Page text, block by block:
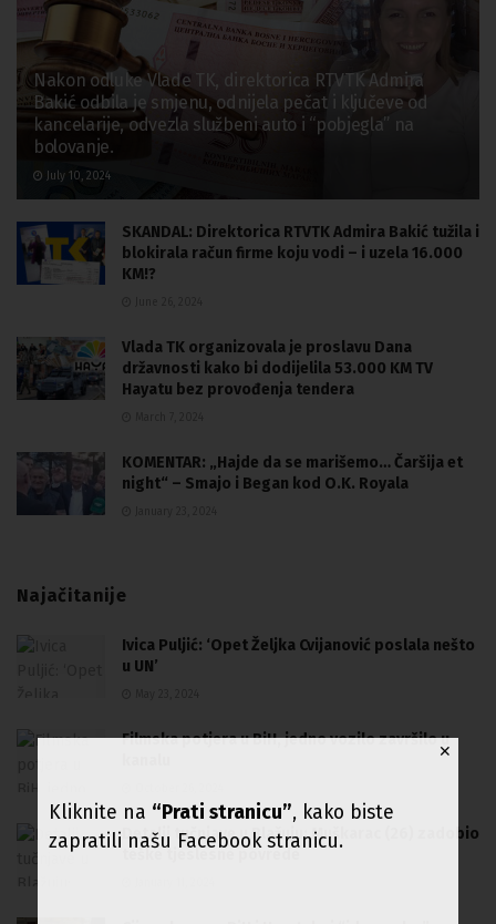
Nakon odluke Vlade TK, direktorica RTVTK Admira
Bakić odbila je smjenu, odnijela pečat i ključeve od
kancelarije, odvezla službeni auto i “pobjegla” na
bolovanje.
July 10, 2024
SKANDAL: Direktorica RTVTK Admira Bakić tužila i
blokirala račun firme koju vodi – i uzela 16.000
KM!?
Vlada TK organizovala je proslavu Dana
državnosti kako bi dodijelila 53.000 KM TV
Hayatu bez provođenja tendera
KOMENTAR: „Hajde da se marišemo… Čaršija et
night“ – Smajo i Began kod O.K. Royala
Najačitanije
Ivica Puljić: ‘Opet Željka Cvijanović poslala nešto
u UN’
Filmska potjera u BiH, jedno vozilo završilo u
Detalji tučnjave u Blažuju: Muškarac (26) zadobio
teške tjeslesne povrede
✕
Kliknite na “Prati stranicu”, kako biste
zapratili našu Facebook stranicu.